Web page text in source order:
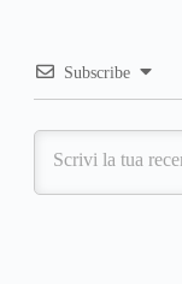
Subscribe